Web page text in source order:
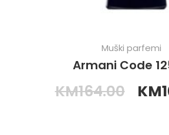
Muški parfemi
Armani Code
KM164.00 KM